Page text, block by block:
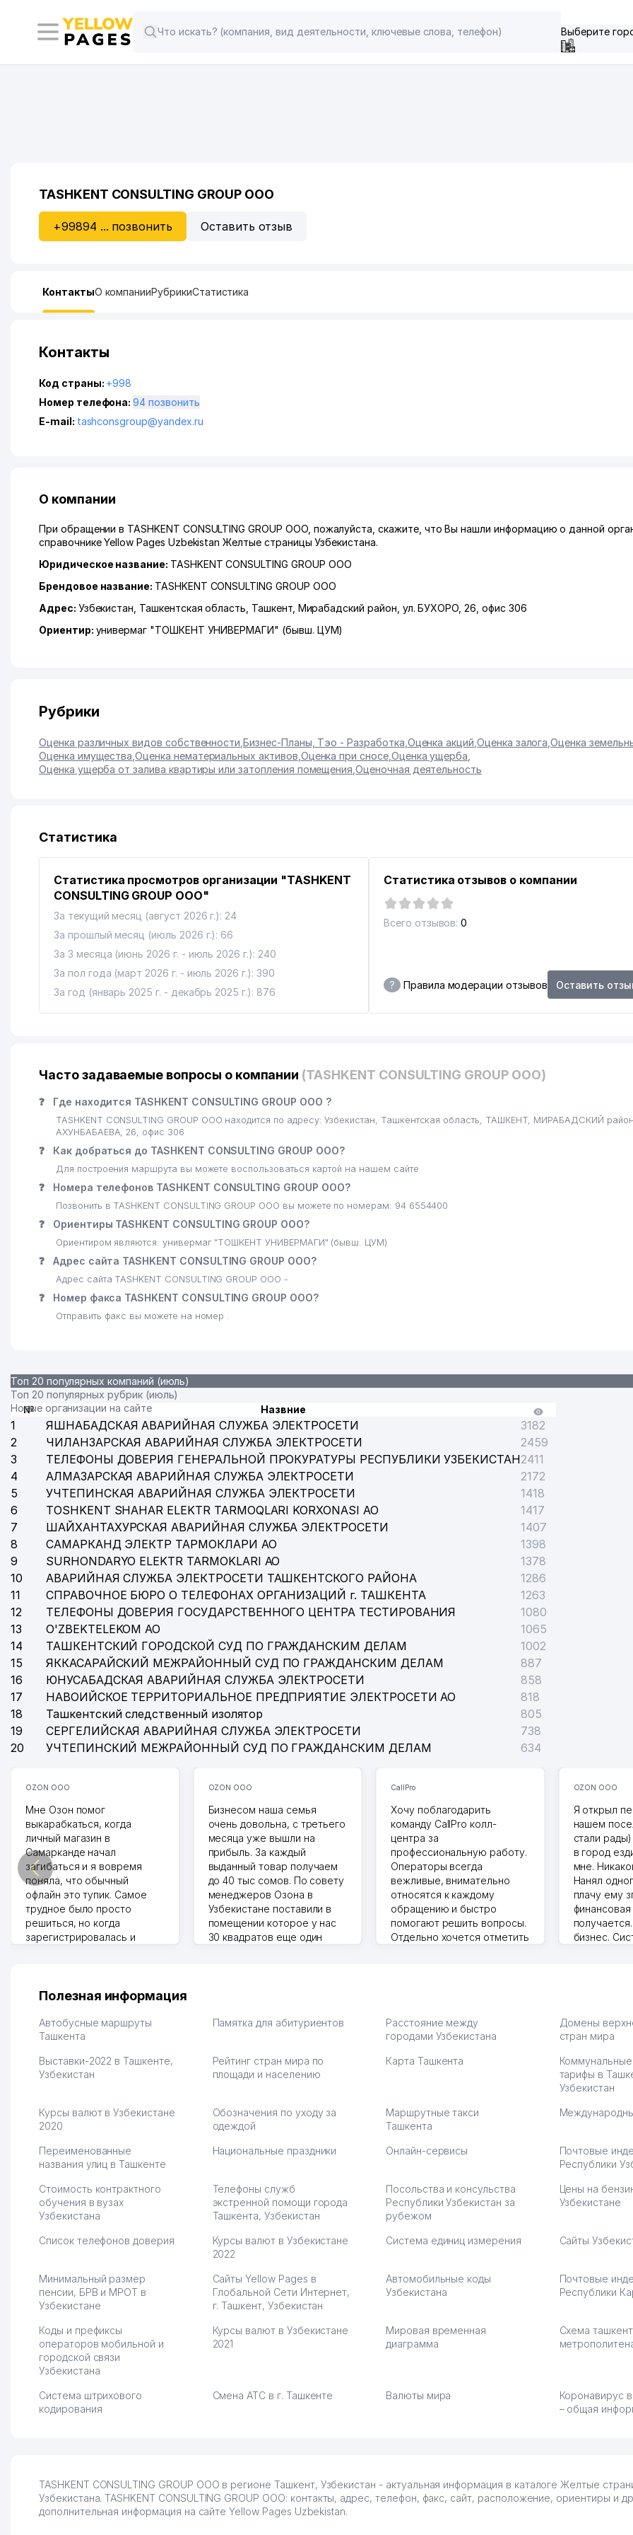
Выберите
TASHKENT CONSULTING GROUP ООО
+99894 ... позвонить Оставить отзыв
КонтактыО компанииРубрикиСтатистика
Контакты
Код страны: +998
Номер телефона:
94 позвонить
E-mail: tashconsgroup@yandex.ru
О компании
При обращении в TASHKENT CONSULTING GROUP ООО, пожалуйста, скажите, что Вы нашли информацию о данной
справочнике Yellow Pages Uzbekistan Желтые страницы Узбекистана.
Юридическое название: TASHKENT CONSULTING GROUP ООО
Брендовое название: TASHKENT CONSULTING GROUP ООО
Адрес: Узбекистан, Ташкентская область Ташкент, Мирабадский район ул. БУХОРО , 26, офис 306
Ориентир: универмаг "ТОШКЕНТ УНИВЕРМАГИ" (бывш. ЦУМ)
Рубрики
Оценка различных видов собственности ,Бизнес-Планы, Тэо - Разработка Оценка акций Оценка залога ,Оценка
Оценка имущества ,Оценка нематериальных активов Оценка при сносе, Оценка ущерба
Оценка ущерба от залива квартиры или затопления помещения ,Оценочная деятельность
Статистика
Статистика просмотров организации "TASHKENT
CONSULTING GROUP ООО"
За текущий месяц (август 2026 г.): 24
За прошлый месяц (июль 2026 г.): 66
За 3 месяца (июнь 2026 г. - июль 2026 г.): 240
За пол года (март 2026 г. - июль 2026 г.): 390
За год (январь 2025 г. - декабрь 2025 г.): 876
Статистика отзывов о компании
Всего отзывов: 0
? Правила модерации отзывов Оставить
Часто задаваемые вопросы о компании (TASHKENT CONSULTING GROUP ООО)
❓ Где находится TASHKENT CONSULTING GROUP ООО ?
TASHKENT CONSULTING GROUP ООО находится по адресу: Узбекистан, Ташкентская область, ТАШКЕНТ, МИРАБАДСКИЙ
АХУНБАБАЕВА, 26, офис 306
❓ Как добраться до TASHKENT CONSULTING GROUP ООО?
Для построения маршрута вы можете воспользоваться картой на нашем сайте
❓ Номера телефонов TASHKENT CONSULTING GROUP ООО?
Позвонить в TASHKENT CONSULTING GROUP ООО вы можете по номерам: 94 6554400
❓ Ориентиры TASHKENT CONSULTING GROUP ООО?
Ориентиром являются: универмаг "ТОШКЕНТ УНИВЕРМАГИ" (бывш. ЦУМ)
❓ Адрес сайта TASHKENT CONSULTING GROUP ООО?
Адрес сайта TASHKENT CONSULTING GROUP ООО -
❓ Номер факса TASHKENT CONSULTING GROUP ООО?
Отправить факс вы можете на номер .
Топ 20 популярных компаний (июль)
Топ 20 популярных рубрик (июль)
Новые организации на сайте
№ Назвние
1 ЯШНАБАДСКАЯ АВАРИЙНАЯ СЛУЖБА ЭЛЕКТРОСЕТИ
3182
2
ЧИЛАНЗАРСКАЯ АВАРИЙНАЯ СЛУЖБА ЭЛЕКТРОСЕТИ
2459
3
ТЕЛЕФОНЫ ДОВЕРИЯ ГЕНЕРАЛЬНОЙ ПРОКУРАТУРЫ РЕСПУБЛИКИ УЗБЕКИСТАН2411
4
АЛМАЗАРСКАЯ АВАРИЙНАЯ СЛУЖБА ЭЛЕКТРОСЕТИ
2172
5
УЧТЕПИНСКАЯ АВАРИЙНАЯ СЛУЖБА ЭЛЕКТРОСЕТИ
1418
6
TOSHKENT SHAHAR ELEKTR TARMOQLARI KORXONASI АО
1417
7
ШАЙХАНТАХУРСКАЯ АВАРИЙНАЯ СЛУЖБА ЭЛЕКТРОСЕТИ
1407
8
САМАРКАНД ЭЛЕКТР ТАРМОКЛАРИ АО
1398
9
SURHONDARYO ELEKTR TARMOKLARI АО
1378
10
АВАРИЙНАЯ СЛУЖБА ЭЛЕКТРОСЕТИ ТАШКЕНТСКОГО РАЙОНА
1286
11
СПРАВОЧНОЕ БЮРО О ТЕЛЕФОНАХ ОРГАНИЗАЦИЙ г. ТАШКЕНТА
1263
12
ТЕЛЕФОНЫ ДОВЕРИЯ ГОСУДАРСТВЕННОГО ЦЕНТРА ТЕСТИРОВАНИЯ
1080
13
O'ZBEKTELEKOM АО
1065
14
ТАШКЕНТСКИЙ ГОРОДСКОЙ СУД ПО ГРАЖДАНСКИМ ДЕЛАМ
1002
15
ЯККАСАРАЙСКИЙ МЕЖРАЙОННЫЙ СУД ПО ГРАЖДАНСКИМ ДЕЛАМ
887
16
ЮНУСАБАДСКАЯ АВАРИЙНАЯ СЛУЖБА ЭЛЕКТРОСЕТИ
858
17
НАВОИЙСКОЕ ТЕРРИТОРИАЛЬНОЕ ПРЕДПРИЯТИЕ ЭЛЕКТРОСЕТИ АО
818
18
Ташкентский следственный изолятор
805
19
СЕРГЕЛИЙСКАЯ АВАРИЙНАЯ СЛУЖБА ЭЛЕКТРОСЕТИ
738
20
УЧТЕПИНСКИЙ МЕЖРАЙОННЫЙ СУД ПО ГРАЖДАНСКИМ ДЕЛАМ 634
OZON ООО
Мне Озон помог
выкарабкаться, когда
личный магазин в
Самарканде начал
загибаться и я вовремя
поняла, что обычный
офлайн это тупик. Самое
трудное было просто
решиться, но когда
зарегистрировалась и
на себя доставку до
хранение бесплатное
первый год, хорошая
рекламы, а теперь вижу
результаты. В последнее
много заказывают, а
вначале только по
вяло. Удалось
раскрутиться, дальше
Hamida 03.08.2026 12:45:39
OZON ООО
Бизнесом наша семья
очень довольна, с третьего
месяца уже вышли на
прибыль. За каждый
выданный товар получаем
до 40 тыс сомов. По совету
менеджеров Озона в
Узбекистане поставили в
помещении которое у нас
30 квадратов еще один
мышки и вообще все что
CallPro
Хочу поблагодарить
команду CallPro колл-
центра за
профессиональную работу.
Операторы всегда
вежливые, внимательно
относятся к каждому
обращению и быстро
помогают решить вопросы.
Отдельно хочется отметить
обслуживания клиентов.
Рекомендую этот колл-
партнера для бизнеса.
OZON ООО
Я открыл
нашем
стали
в город
мне.
Нанял
плачу ему
бизнес.
тут у нас
Выгодное
Марат
Полезная информация
Автобусные маршруты
Ташкента
Памятка для абитуриентов
Расстояние между
городами Узбекистана
Домены
стран мира
Выставки-2022 в Ташкенте,
Узбекистан
Рейтинг стран мира по
площади и населению
Карта Ташкента
тарифы в
Узбекистан
Курсы валют в Узбекистане
2020
Обозначения по уходу за
одеждой
Маршрутные такси
Ташкента
Переименованные
названия улиц в Ташкенте
Национальные праздники Онлайн-сервисы
Почтовые
Республики
Стоимость контрактного
обучения в вузах
Узбекистана
Телефоны служб
экстренной помощи города
Ташкента, Узбекистан
Посольства и консульства
Республики Узбекистан за
рубежом
Цены на
Узбекистане
Список телефонов доверия
Курсы валют в Узбекистане
2022
Система единиц измерения Сайты
Минимальный размер
пенсии, БРВ и МРОТ в
Узбекистане
Сайты Yellow Pages в
Глобальной Сети Интернет,
г. Ташкент, Узбекистан
Автомобильные коды
Узбекистана
Почтовые
Республики
Коды и префиксы
операторов мобильной и
городской связи
Узбекистана
Курсы валют в Узбекистане
2021
Мировая временная
диаграмма
Схема
Система штрихового
кодирования
Смена АТС в г. Ташкенте Валюты мира
Коронавирус
– общая
TASHKENT CONSULTING GROUP ООО в регионе Ташкент, Узбекистан - актуальная информация в каталоге Желтые
Узбекистана. TASHKENT CONSULTING GROUP ООО: контакты, адрес, телефон, факс, сайт, расположение, ориентиры и
дополнительная информация на сайте Yellow Pages Uzbekistan.